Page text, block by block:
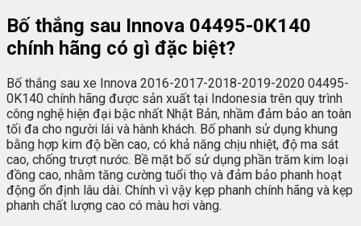
Bố thắng sau Innova 04495-0K140
chính hãng có gì đặc biệt?
Bố thắng sau xe Innova 2016-2017-2018-2019-2020 04495-
0K140 chính hãng được sản xuất tại Indonesia trên quy trình
công nghệ hiện đại bậc nhất Nhật Bản, nhầm đảm bảo an toàn
tối đa cho người lái và hành khách. Bố phanh sử dụng khung
bằng hợp kim độ bền cao, có khả năng chịu nhiệt, độ ma sát
cao, chống trượt nước. Bề mặt bố sử dụng phần trăm kim loại
đồng cao, nhằm tăng cường tuổi thọ và đảm bảo phanh hoạt
động ổn định lâu dài. Chính vì vậy kẹp phanh chính hãng và kẹp
phanh chất lượng cao có màu hơi vàng.